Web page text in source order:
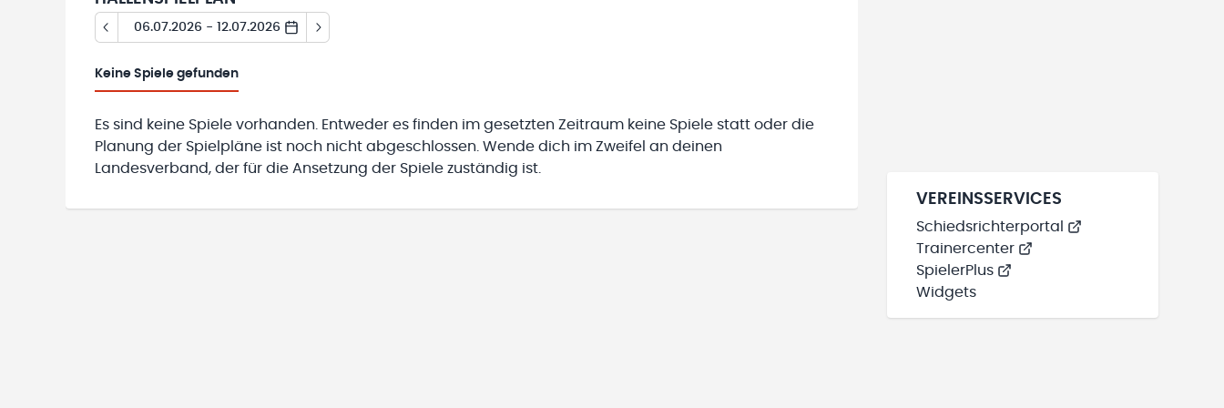
06.07.2026 - 12.07.2026
Keine Spiele gefunden
Es sind keine Spiele vorhanden. Entweder es finden im gesetzten Zeitraum keine Spiele statt oder die
Planung der Spielpläne ist noch nicht abgeschlossen. Wende dich im Zweifel an deinen
Landesverband, der für die Ansetzung der Spiele zuständig ist.
VEREINSSERVICES
Schiedsrichterportal
Trainercenter
SpielerPlus
Widgets